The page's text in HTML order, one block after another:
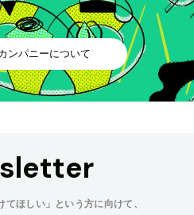
ンパニーについて
てほしい」という方に向けて、